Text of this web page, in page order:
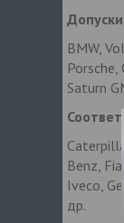
BMW,
Saturn
Benz,
Iveco,
др.